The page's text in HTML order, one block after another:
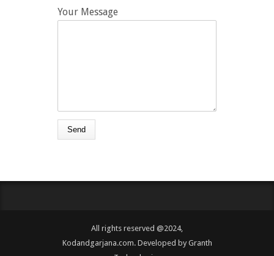
Your Message
All rights reserved @2024,
Kodandgarjana.com. Developed by Granth